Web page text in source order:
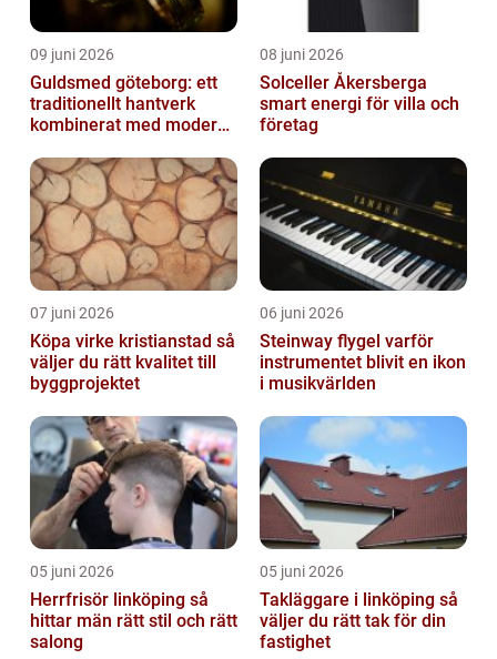
09 juni 2026
Guldsmed göteborg: ett
traditionellt hantverk
kombinerat med modern
08 juni 2026
Solceller Åkersberga
smart energi för villa och
företag
07 juni 2026
Köpa virke kristianstad så
väljer du rätt kvalitet till
byggprojektet
06 juni 2026
Steinway flygel varför
instrumentet blivit en ikon
i musikvärlden
05 juni 2026
Herrfrisör linköping så
hittar män rätt stil och rätt
salong
05 juni 2026
Takläggare i linköping så
väljer du rätt tak för din
fastighet